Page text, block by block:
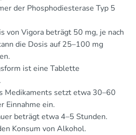
der Phosphodiesterase Typ 5
von Vigora beträgt 50 mg, je nach
die Dosis auf 25–100 mg
ist eine Tablette
Medikaments setzt etwa 30–60
Einnahme ein.
beträgt etwa 4–5 Stunden.
Konsum von Alkohol.